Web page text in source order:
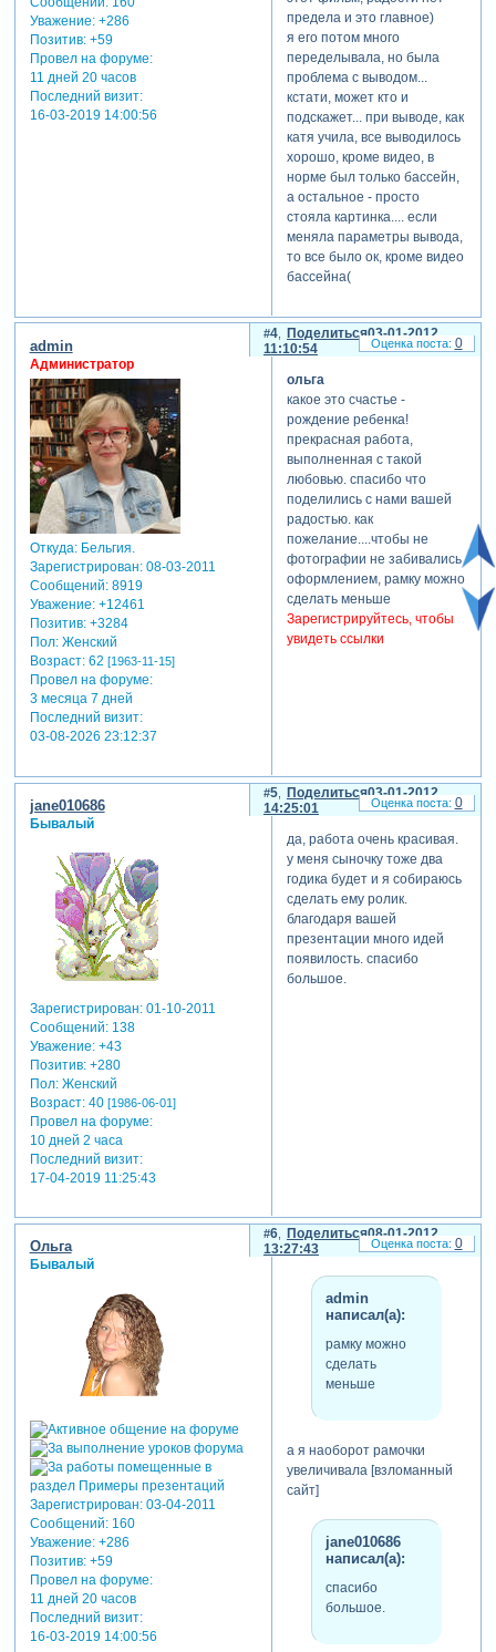
Уважение: +286
Позитив: +59
Провел на форуме:
11 дней 20 часов
Последний визит:
16-03-2019 14:00:56
предела и это главное)
я его потом много
переделывала, но была
проблема с выводом...
кстати, может кто и
подскажет... при выводе, как
катя учила, все выводилось
хорошо, кроме видео, в
норме был только бассейн,
а остальное - просто
стояла картинка.... если
меняла параметры вывода,
то все было ок, кроме видео
бассейна(
Поделиться
4
03-01-2012
11:10:54
admin
Администратор
Откуда:Бельгия.
Зарегистрирован: 08-03-2011
Сообщений:8919
Уважение: +12461
Позитив: +3284
Пол:Женский
Возраст:62 [1963-11-15]
Провел на форуме:
3 месяца 7 дней
Последний визит:
03-08-2026 23:12:37
ольга
какое это счастье -
рождение ребенка!
прекрасная работа,
выполненная с такой
любовью. спасибо что
поделились с нами вашей
радостью. как
пожелание....чтобы не
фотографии не забивались
оформлением, рамку можно
сделать меньше
Зарегистрируйтесь, чтобы
увидеть ссылки
0
Поделиться
5
03-01-2012
14:25:01
jane010686
Бывалый
Зарегистрирован: 01-10-2011
Сообщений:138
Уважение: +43
Позитив: +280
Пол:Женский
Возраст:40 [1986-06-01]
Провел на форуме:
10 дней 2 часа
Последний визит:
17-04-2019 11:25:43
да, работа очень красивая.
у меня сыночку тоже два
годика будет и я собираюсь
сделать ему ролик.
благодаря вашей
презентации много идей
появилость. спасибо
большое.
0
Поделиться
6
08-01-2012
13:27:43
Ольга
Бывалый
Зарегистрирован: 03-04-2011
Сообщений:160
Уважение: +286
Позитив: +59
Провел на форуме:
11 дней 20 часов
Последний визит:
16-03-2019 14:00:56
admin
написал(а):
рамку можно
сделать
меньше
а я наоборот рамочки
увеличивала [взломанный
сайт]
jane010686
написал(а):
спасибо
большое.
0